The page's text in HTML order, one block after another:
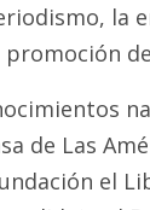
la
promoción
de Las
el